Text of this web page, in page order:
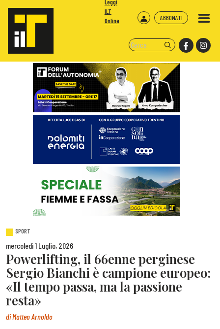
ABBONATI
Leggi
ILT
Online
SPORT
mercoledì 1 Luglio, 2026
Powerlifting, il 66enne perginese
Sergio Bianchi è campione europeo:
«Il tempo passa, ma la passione
resta»
diMatteo Arnoldo